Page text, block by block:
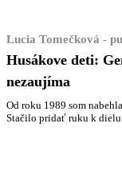
Lucia Tomečková -
Husákove deti:
nezaujíma
Od roku 1989 som
Stačilo pridať ruku k